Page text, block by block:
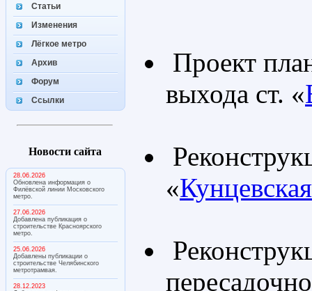
Статьи
Изменения
Лёгкое метро
Архив
Форум
Ссылки
Новости сайта
28.06.2026
Обновлена информация о
Филёвской линии Московского
метро.
27.06.2026
Добавлена публикация о
строительстве Красноярского
метро.
25.06.2026
Добавлены публикации о
строительстве Челябинского
метротрамвая.
28.12.2023
Проект
выхода ст. «
«Кунцевская